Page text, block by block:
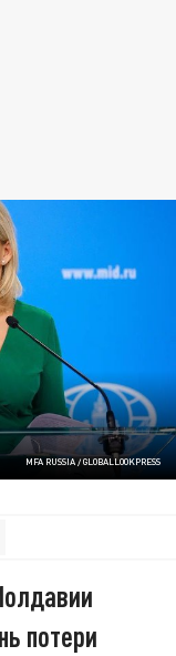
MFA RUSSIA / GLOBALLOOKPRESS
потери